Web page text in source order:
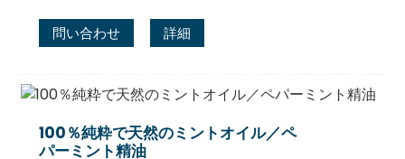
問い合わせ 詳細
100％純粋で天然のミントオイル／ペ
パーミント精油